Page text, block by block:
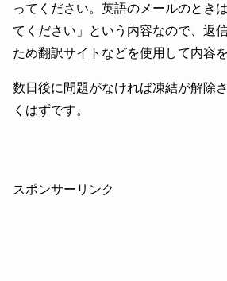
ってください。英語のメールのとき
てください」という内容なので、返
ため翻訳サイトなどを使用して内容
数日後に問題がなければ凍結が解除
くはずです。
スポンサーリンク